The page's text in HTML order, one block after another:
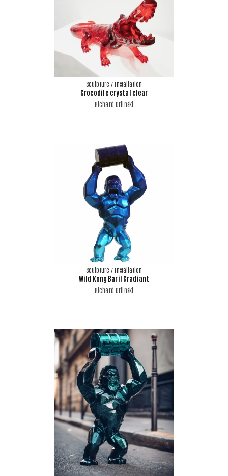
Sculpture / Installation
Crocodile crystal clear
Richard Orlinski
Sculpture / Installation
Wild Kong Baril Gradiant
Richard Orlinski